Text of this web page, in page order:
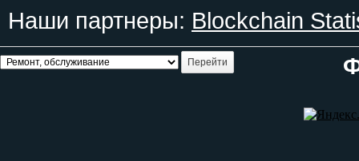
Наши партнеры: Blockchain